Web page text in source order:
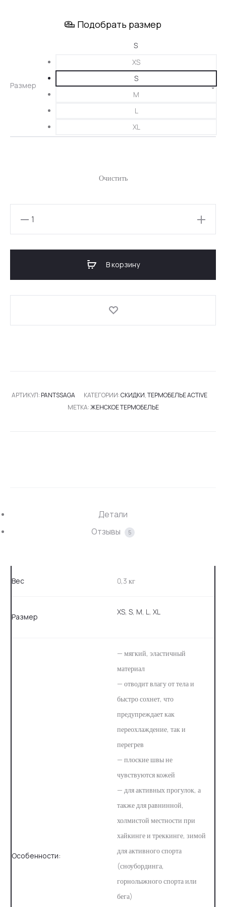
составляла
4190 ₽.
2090 ₽.
Подобрать размер
Размер
XS
S
M
L
XL
Очистить
Количество
В корзину
АРТИКУЛ: PANTSSAGA КАТЕГОРИИ:СКИДКИ,ТЕРМОБЕЛЬЕ ACTIVE
МЕТКА:ЖЕНСКОЕ ТЕРМОБЕЛЬЕ
Детали
Отзывы
5
Вес 0,3 кг
Размер
XS, S, M, L, XL
Особенности:
— мягкий, эластичный
материал
— отводит влагу от тела и
быстро сохнет, что
предупреждает как
переохлаждение, так и
перегрев
— плоские швы не
чувствуются кожей
— для активных прогулок, а
также для равнинной,
холмистой местности при
хайкинге и треккинге, зимой
для активного спорта
(сноубординга,
горнолыжного спорта или
бега)